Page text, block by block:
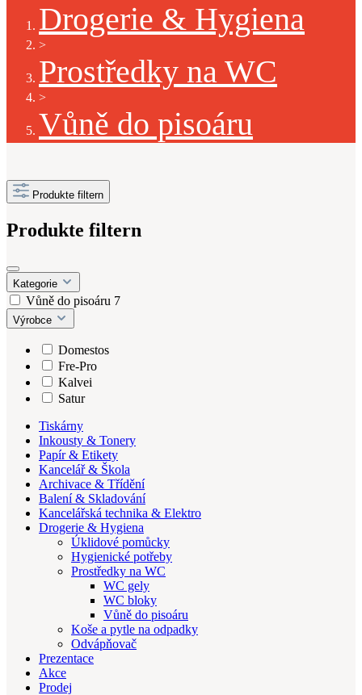
Drogerie & Hygiena
>
Prostředky na WC
>
Vůně do pisoáru
Produkte filtern
Produkte filtern
Kategorie
Vůně do pisoáru 7
Výrobce
Domestos
Fre-Pro
Kalvei
Satur
Tiskárny
Inkousty & Tonery
Papír & Etikety
Kancelář & Škola
Archivace & Třídění
Balení & Skladování
Kancelářská technika & Elektro
Drogerie & Hygiena
Úklidové pomůcky
Hygienické potřeby
Prostředky na WC
WC gely
WC bloky
Vůně do pisoáru
Koše a pytle na odpadky
Odvápňovač
Prezentace
Akce
Prodej